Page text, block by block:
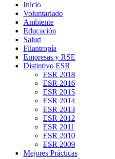
Inicio
Voluntariado
Ambiente
Educación
Salud
Filantropía
Empresas y RSE
Distintivo ESR
ESR 2018
ESR 2016
ESR 2015
ESR 2014
ESR 2013
ESR 2012
ESR 2011
ESR 2010
ESR 2009
Mejores Prácticas